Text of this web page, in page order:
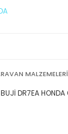
MALZEMELERİ